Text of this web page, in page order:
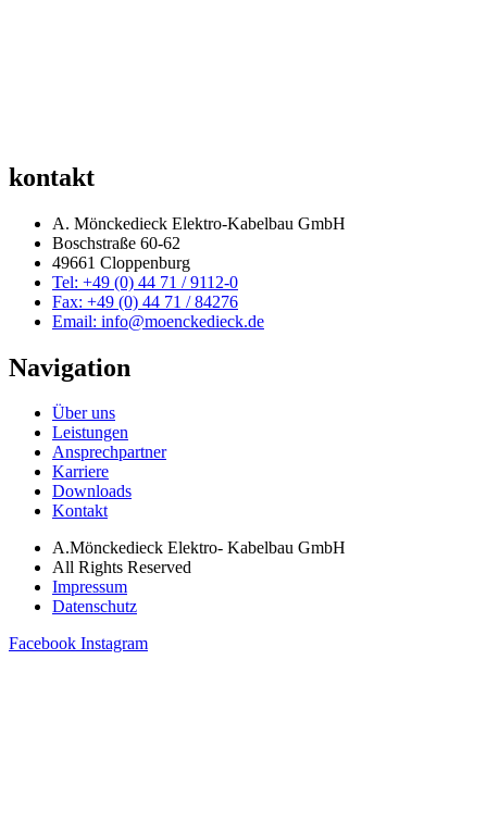
kontakt
A. Mönckedieck Elektro-Kabelbau GmbH
Boschstraße 60-62
49661 Cloppenburg
Tel: +49 (0) 44 71 / 9112-0
Fax: +49 (0) 44 71 / 84276
Email: info@moenckedieck.de
Navigation
Über uns
Leistungen
Ansprechpartner
Karriere
Downloads
Kontakt
A.Mönckedieck Elektro- Kabelbau GmbH
All Rights Reserved
Impressum
Datenschutz
Facebook Instagram